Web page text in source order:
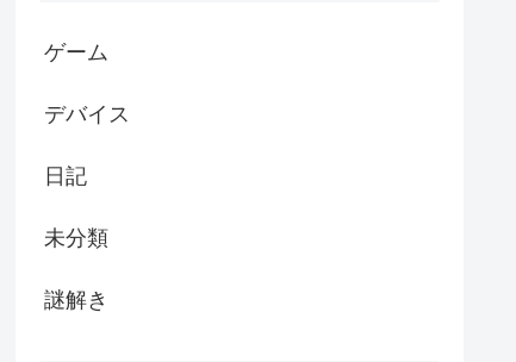
ゲーム
デバイス
日記
未分類
謎解き